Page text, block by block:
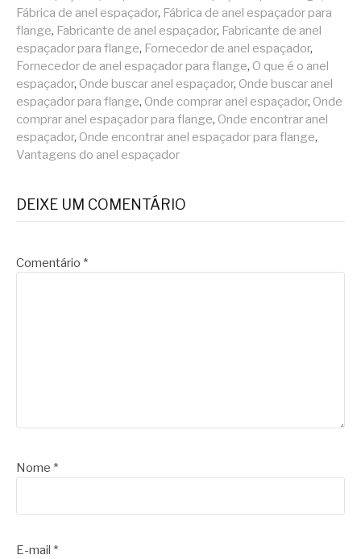
Fábrica de anel espaçador, Fábrica de anel espaçador para
flange, Fabricante de anel espaçador, Fabricante de anel
espaçador para flange, Fornecedor de anel espaçador,
Fornecedor de anel espaçador para flange, O que é o anel
espaçador, Onde buscar anel espaçador, Onde buscar anel
espaçador para flange, Onde comprar anel espaçador, Onde
comprar anel espaçador para flange, Onde encontrar anel
espaçador, Onde encontrar anel espaçador para flange,
Vantagens do anel espaçador
DEIXE UM COMENTÁRIO
Comentário *
Nome *
E-mail *